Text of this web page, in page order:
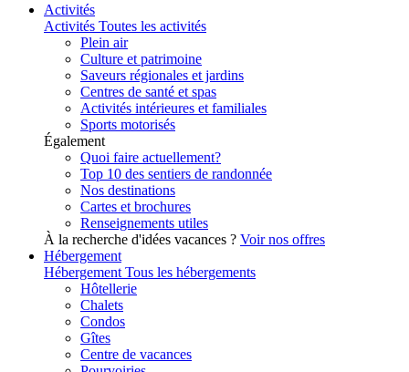
Activités
Activités Toutes les activités
Plein air
Culture et patrimoine
Saveurs régionales et jardins
Centres de santé et spas
Activités intérieures et familiales
Sports motorisés
Également
Quoi faire actuellement?
Top 10 des sentiers de randonnée
Nos destinations
Cartes et brochures
Renseignements utiles
À la recherche d'idées vacances ? Voir nos offres
Hébergement
Hébergement Tous les hébergements
Hôtellerie
Chalets
Condos
Gîtes
Centre de vacances